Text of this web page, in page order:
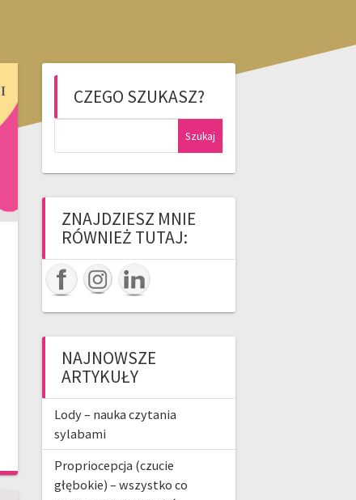
CZEGO SZUKASZ?
ZNAJDZIESZ MNIE
RÓWNIEŻ TUTAJ:
NAJNOWSZE
ARTYKUŁY
Lody – nauka czytania
sylabami
Propriocepcja (czucie
głębokie) – wszystko co